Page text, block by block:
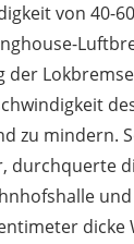
von 40-
der
zu mindern.
durchquerte
dicke